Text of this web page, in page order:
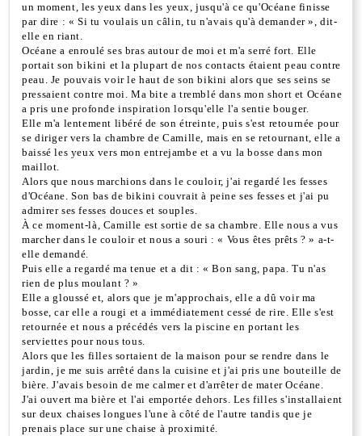
un moment, les yeux dans les yeux, jusqu'à ce qu'Océane finisse
par dire : « Si tu voulais un câlin, tu n'avais qu'à demander », dit-
elle en riant.
Océane a enroulé ses bras autour de moi et m'a serré fort. Elle
portait son bikini et la plupart de nos contacts étaient peau contre
peau. Je pouvais voir le haut de son bikini alors que ses seins se
pressaient contre moi. Ma bite a tremblé dans mon short et Océane
a pris une profonde inspiration lorsqu'elle l'a sentie bouger.
Elle m'a lentement libéré de son étreinte, puis s'est retournée pour
se diriger vers la chambre de Camille, mais en se retournant, elle a
baissé les yeux vers mon entrejambe et a vu la bosse dans mon
maillot.
Alors que nous marchions dans le couloir, j'ai regardé les fesses
d'Océane. Son bas de bikini couvrait à peine ses fesses et j'ai pu
admirer ses fesses douces et souples.
À ce moment-là, Camille est sortie de sa chambre. Elle nous a vus
marcher dans le couloir et nous a souri : « Vous êtes prêts ? » a-t-
elle demandé.
Puis elle a regardé ma tenue et a dit : « Bon sang, papa. Tu n'as
rien de plus moulant ? »
Elle a gloussé et, alors que je m'approchais, elle a dû voir ma
bosse, car elle a rougi et a immédiatement cessé de rire. Elle s'est
retournée et nous a précédés vers la piscine en portant les
serviettes pour nous tous.
Alors que les filles sortaient de la maison pour se rendre dans le
jardin, je me suis arrêté dans la cuisine et j'ai pris une bouteille de
bière. J'avais besoin de me calmer et d'arrêter de mater Océane.
J'ai ouvert ma bière et l'ai emportée dehors. Les filles s'installaient
sur deux chaises longues l'une à côté de l'autre tandis que je
prenais place sur une chaise à proximité.